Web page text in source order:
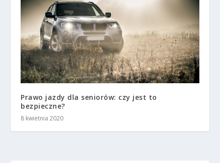
Prawo jazdy dla seniorów: czy jest to
bezpieczne?
8 kwietnia 2020